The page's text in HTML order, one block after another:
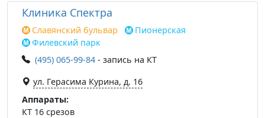
Клиника Спектра
Славянский бульвар
Пионерская
Филевский парк
(495) 065-99-84 - запись на КТ
ул. Герасима Курина, д. 16
Аппараты:
КТ 16 срезов